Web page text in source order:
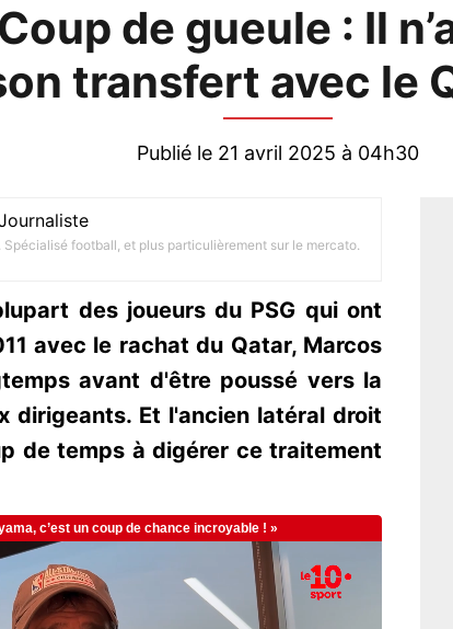
de gueule : Il
transfert avec le
Publié le 21 avril 2025 à 04h30
Spécialisé football, et plus particulièrement sur le mercato.
des joueurs du PSG qui ont
avec le rachat du Qatar, Marcos
avant d'être poussé vers la
dirigeants. Et l'ancien latéral droit
de temps à digérer ce traitement